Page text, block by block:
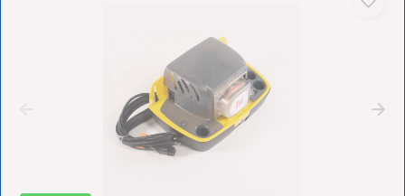
Installatiematerialen